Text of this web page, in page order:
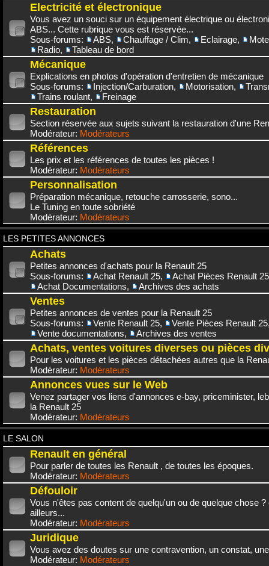
Electricité et électronique
Vous avez un souci sur un équipement électrique ou
ABS... Cette rubrique vous est réservée...
Sous-forums:
ABS, Chauffage / Clim, Eclairage,
Radio, Tableau de bord
Mécanique
Explications en photos d'opération d'entretien de mécanique
Sous-forums:
Injection/Carburation, Motorisation,
Trains roulant, Freinage
Restauration
Section réservée aux sujets suivant la restauration d'une
Modérateur: Modérateurs
Références
Les prix et les références de toutes les pièces !
Modérateur: Modérateurs
Personnalisation
Préparation mécanique, retouche carrosserie, sono...
Le Tuning en toute sobriété
Modérateur: Modérateurs
LES PETITES ANNONCES
Achats
Petites annonces d'achats pour la Renault 25
Sous-forums:
Achat Renault 25,
Achat Pièces Renault 25
Achat Documentations, Archives des achats
Ventes
Petites annonces de ventes pour la Renault 25
Sous-forums:
Vente Renault 25, Vente Pièces Renault 25
Vente documentations, Archives des ventes
Achats, ventes voitures diverses ou pièces
Pour les voitures et les pièces détachées autres que la
Modérateur: Modérateurs
Annonces vues sur le Web
Venez partager vos liens d'annonces e-bay, priceminister,
la Renault 25
Modérateur: Modérateurs
LE SALON
Renault en général
Pour parler de toutes les Renault , de toutes les époques.
Modérateur: Modérateurs
Défouloir
Vous n'êtes pas content de quelqu'un ou de quelque chose
ailleurs...
Modérateur: Modérateurs
Juridique
Vous avez des doutes sur une contravention, un constat,
Modérateur: Modérateurs